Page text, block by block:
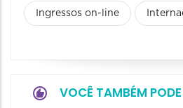
Ingressos on-line
VOCÊ TAMBÉM PODE